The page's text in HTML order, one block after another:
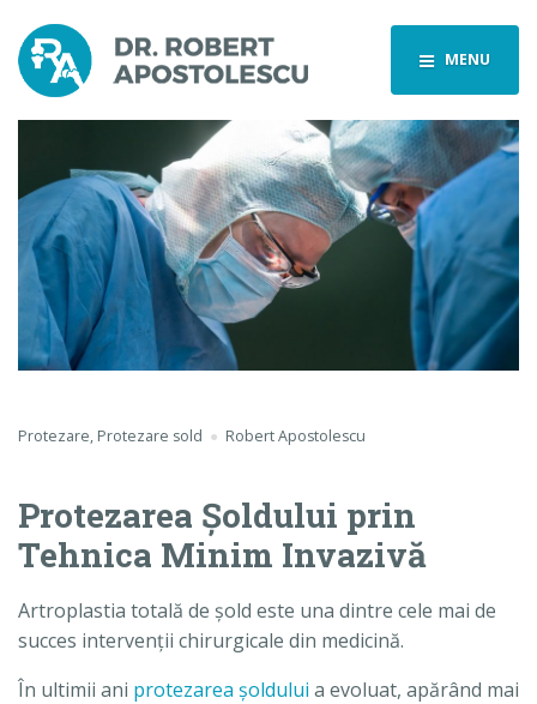
MENU
Protezare, Protezare sold Robert Apostolescu
Protezarea Şoldului prin
Tehnica Minim Invazivă
Artroplastia totală de şold este una dintre cele mai de
succes intervenţii chirurgicale din medicină.
În ultimii ani protezarea şoldului a evoluat, apărând mai